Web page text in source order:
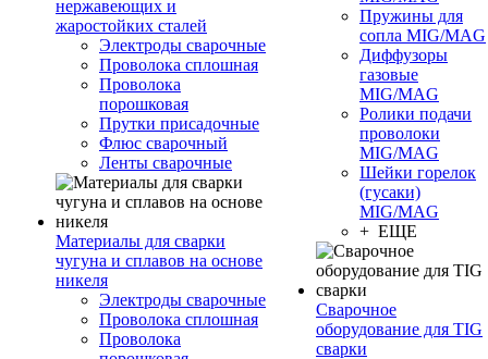
нержавеющих и
жаростойких сталей
Электроды сварочные
Проволока сплошная
Проволока
порошковая
Прутки присадочные
Флюс сварочный
Ленты сварочные
Материалы для сварки
чугуна и сплавов на основе
никеля
Электроды сварочные
Проволока сплошная
Проволока
Пружины для
сопла MIG/MAG
Диффузоры
газовые
MIG/MAG
Ролики подачи
проволоки
MIG/MAG
Шейки горелок
(гусаки)
MIG/MAG
+ ЕЩЕ
Сварочное
оборудование для TIG
сварки